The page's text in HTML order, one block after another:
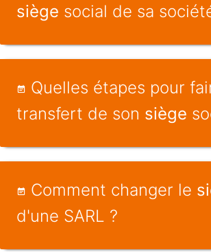
siège social de sa
Quelles étapes pour
transfert de son siège
Comment changer le
d'une SARL ?